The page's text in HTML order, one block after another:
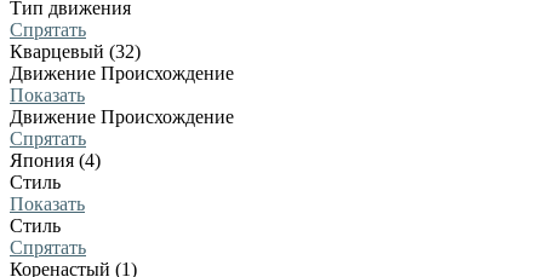
Тип движения
Спрятать
Кварцевый (32)
Движение Происхождение
Показать
Движение Происхождение
Спрятать
Япония (4)
Стиль
Показать
Стиль
Спрятать
Коренастый (1)